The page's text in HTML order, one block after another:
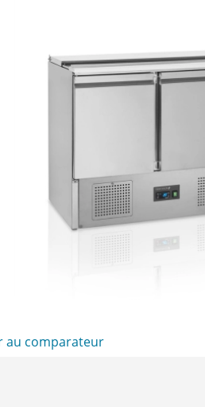
au comparateur